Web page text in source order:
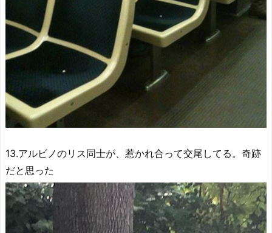
13.アルビノのリス同士が、惹かれ合って交尾してる。奇跡
だと思った